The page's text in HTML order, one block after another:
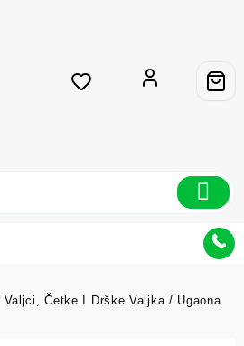
Valjci, Četke I Drške Valjka / Ugaona